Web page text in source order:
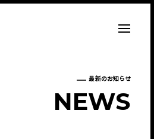
最新のお知らせ
NEWS